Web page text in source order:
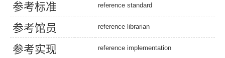
参考标准 reference standard
参考馆员 reference librarian
参考实现 reference implementation